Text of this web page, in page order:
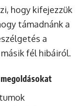
hogy kifejezzük
támadnánk a
a
fél hibáiról.